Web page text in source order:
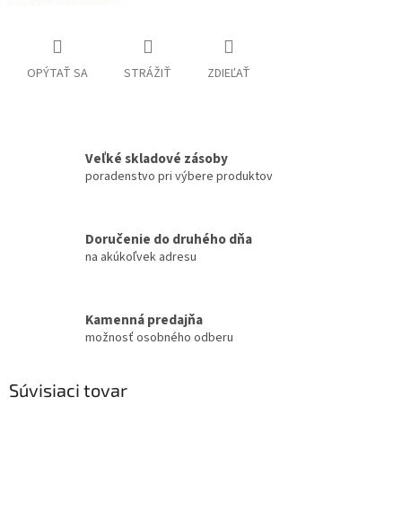
OPÝTAŤ SA STRÁŽIŤ ZDIEĽAŤ
Veľké skladové zásoby
poradenstvo pri výbere produktov
Doručenie do druhého dňa
na akúkoľvek adresu
Kamenná predajňa
možnosť osobného odberu
Súvisiaci tovar